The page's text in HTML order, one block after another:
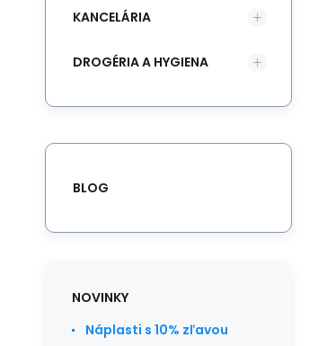
KANCELÁRIA
DROGÉRIA A HYGIENA
BLOG
NOVINKY
Náplasti s 10% zľavou